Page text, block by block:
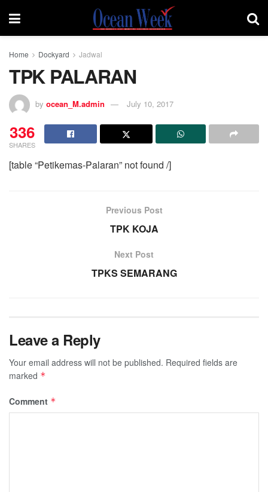
Home Dockyard Jadwal
TPK PALARAN
by ocean_M.admin July 10, 2017
336
SHARES
[table “Petikemas-Palaran” not found /]
Previous Post
TPK KOJA
Next Post
TPKS SEMARANG
Leave a Reply
Your email address will not be published. Required fields are
marked *
Comment *